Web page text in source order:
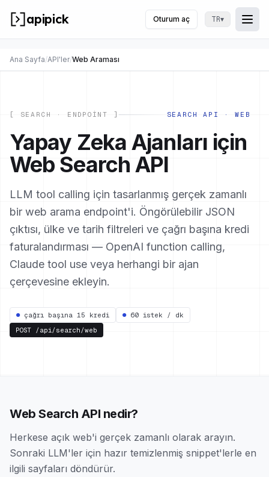
apipick Oturum aç TR▾
Ana Sayfa/API'ler/Web Araması
[ SEARCH · ENDPOINT ] SEARCH API · WEB
Yapay Zeka Ajanları için
Web Search API
LLM tool calling için tasarlanmış gerçek zamanlı
bir web arama endpoint'i. Öngörülebilir JSON
çıktısı, ülke ve tarih filtreleri ve çağrı başına kredi
faturalandırması — OpenAI function calling,
Claude tool use veya herhangi bir ajan
çerçevesine ekleyin.
● çağrı başına 15 kredi ● 60 istek / dk
POST /api/search/web
Web Search API nedir?
Herkese açık web'i gerçek zamanlı olarak arayın.
Sonraki LLM'ler için hazır temizlenmiş snippet'lerle en
ilgili sayfaları döndürür.